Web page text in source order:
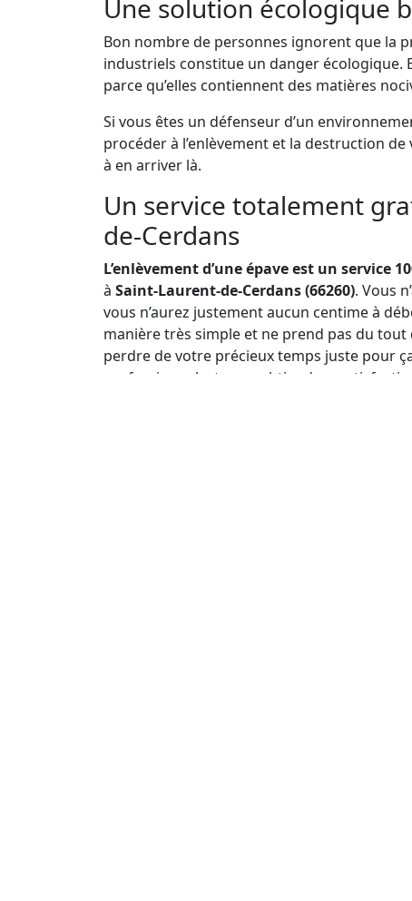
Une solution écologique
Bon nombre de personnes ignorent que la
industriels constitue un danger écologique.
parce qu’elles contiennent des matières
Si vous êtes un défenseur d’un
procéder à l’enlèvement et la destruction
à en arriver là.
Un service totalement
de-Cerdans
L’enlèvement d’une épave est un service
à Saint-Laurent-de-Cerdans (66260). Vous
vous n’aurez justement aucun centime à
manière très simple et ne prend pas du tout
perdre de votre précieux temps juste pour
professionnel, et vous obtiendrez